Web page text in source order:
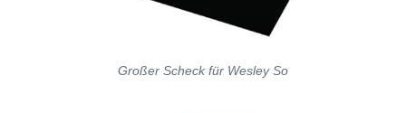
Großer Scheck für Wesley So